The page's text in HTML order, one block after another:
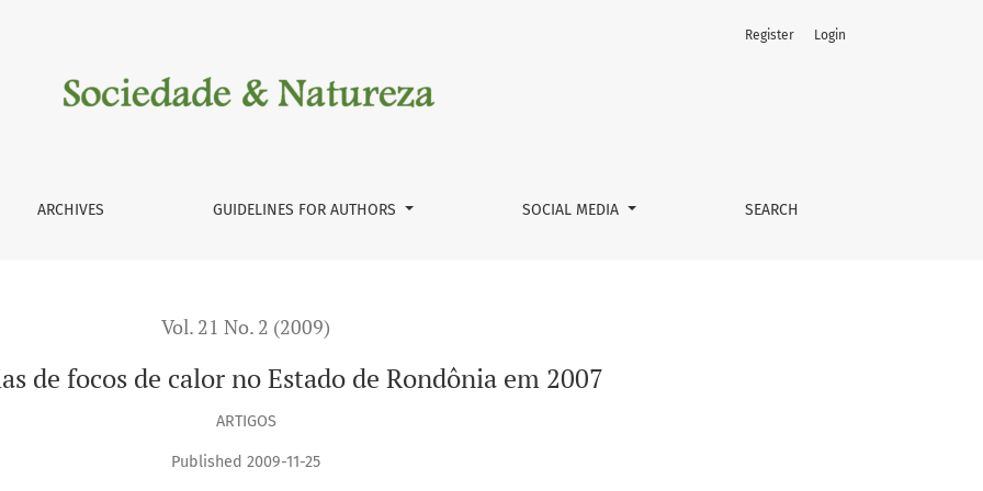
em 2007
ARCHIVES GUIDELINES FOR AUTHORS SOCIAL MEDIA SEARCH
Register Login
Vol. 21 No. 2 (2009)
de focos de calor no Estado de Rondônia em 2007
ARTIGOS
Published 2009-11-25